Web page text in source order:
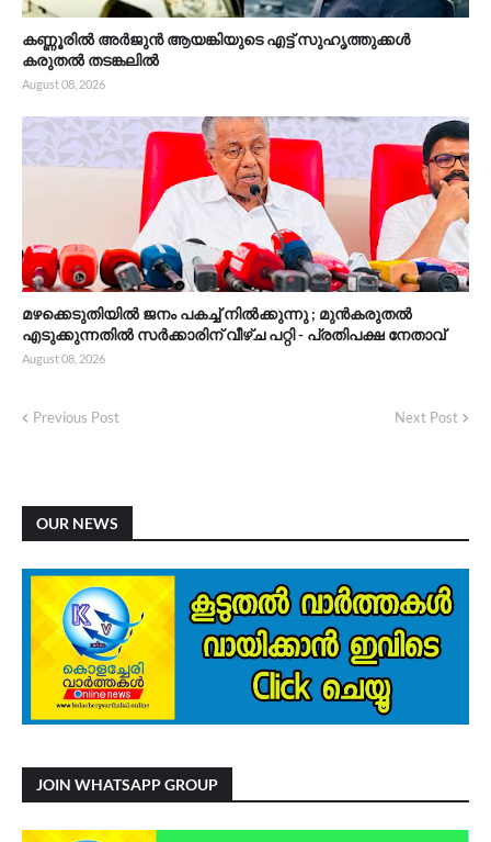
കണ്ണൂരിൽ അർജുൻ ആയങ്കിയുടെ എട്ട് സുഹൃത്തുക്കൾ
കരുതൽ തടങ്കലിൽ
August 08, 2026
മഴക്കെടുതിയിൽ ജനം പകച്ച് നിൽക്കുന്നു ; മുൻകരുതൽ
എടുക്കുന്നതിൽ സർക്കാരിന് വീഴ്ച പറ്റി - പ്രതിപക്ഷ നേതാവ്
August 08, 2026
Previous Post Next Post
OUR NEWS
JOIN WHATSAPP GROUP